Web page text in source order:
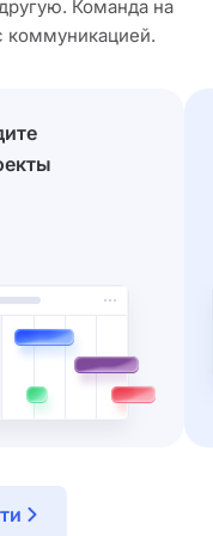
Команда на
коммуникацией.